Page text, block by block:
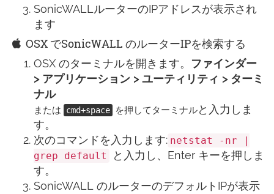
SonicWALLルーターのIPアドレスが表示され
ます
OSX でSonicWALL のルーターIPを検索する
OSX のターミナルを開きます。 ファインダー
> アプリケーション > ユーティリティ > ターミ
ナル
または cmd+space を押してターミナルと入力しま
す。
次のコマンドを入力します: netstat -nr |
grep default
と入力し、Enter キーを押しま
す。
SonicWALL のルーターのデフォルトIPが表示